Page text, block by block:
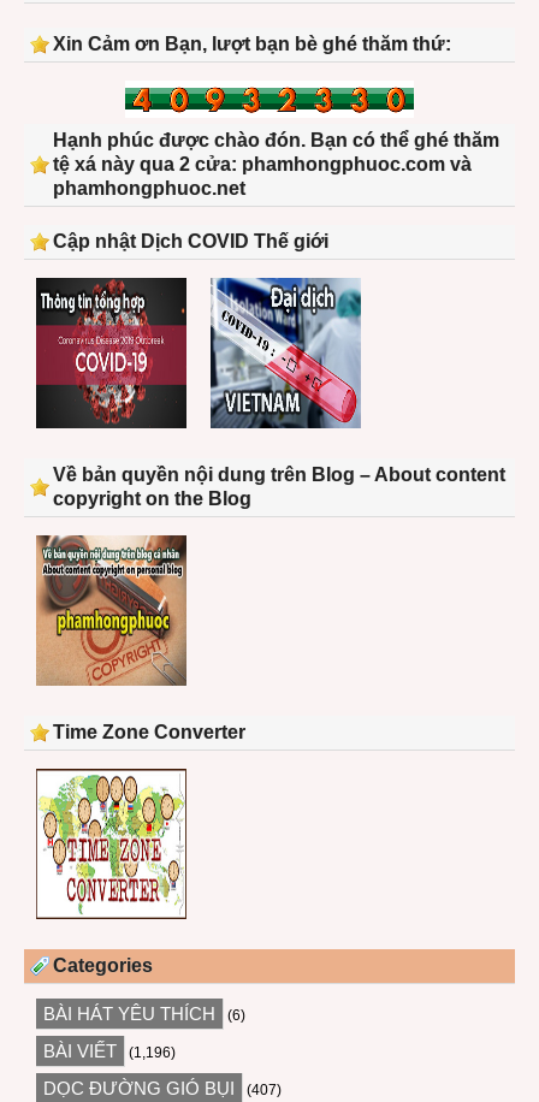
Xin Cảm ơn Bạn, lượt bạn bè ghé thăm thứ:
Hạnh phúc được chào đón. Bạn có thể ghé thăm
tệ xá này qua 2 cửa: phamhongphuoc.com và
phamhongphuoc.net
Cập nhật Dịch COVID Thế giới
Về bản quyền nội dung trên Blog – About content
copyright on the Blog
Time Zone Converter
Categories
BÀI HÁT YÊU THÍCH (6)
BÀI VIẾT (1,196)
DỌC ĐƯỜNG GIÓ BỤI (407)